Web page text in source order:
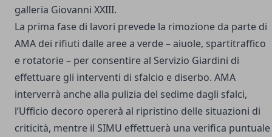
galleria Giovanni XXIII.
La prima fase di lavori prevede la rimozione da parte di
AMA dei rifiuti dalle aree a verde – aiuole, spartitraffico
e rotatorie – per consentire al Servizio Giardini di
effettuare gli interventi di sfalcio e diserbo. AMA
interverrà anche alla pulizia del sedime dagli sfalci,
l’Ufficio decoro opererà al ripristino delle situazioni di
criticità, mentre il SIMU effettuerà una verifica puntuale